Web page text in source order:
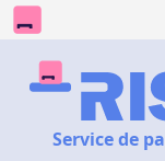
Service de